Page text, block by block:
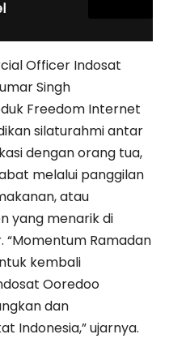
Officer Indosat
Singh
Freedom Internet
silaturahmi antar
dengan orang tua,
melalui panggilan
atau
yang menarik di
“Momentum Ramadan
kembali
Ooredoo
dan
Indonesia,” ujarnya.